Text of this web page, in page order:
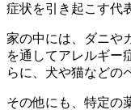
症状を引き起こす代
家の中には、ダニや
を通してアレルギー
らに、犬や猫などの
その他にも、特定の